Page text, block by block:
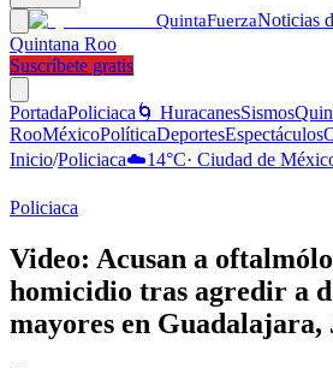
QuintaFuerzaNoticias
Quintana Roo
Suscríbete gratis
PortadaPoliciaca 🌀 HuracanesSismos
RooMéxicoPolíticaDeportesEspectáculos
Inicio/Policiaca☁️14°C· Ciudad de
Policiaca
Video: Acusan a
homicidio tras agredir a
mayores en Guadalajara,